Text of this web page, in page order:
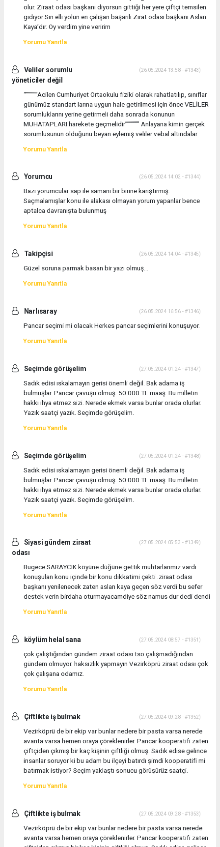
olur. Ziraat odası başkanı diyorsun gittiği her yere çiftçi temsilen
gidiyor Sın elli yolun en çalışan başarılı Zirat odası başkanı Aslan
Kaya’dır. Oy verdim yine veririm
Yorumu Yanıtla
Veliler sorumlu
yöneticiler değil
(26.05.2024 13:58 - #1343)
“””””””Acilen Cumhuriyet Ortaokulu fiziki olarak rahatlatılıp, sınıflar
günümüz standart larına uygun hale getirilmesi için önce VELİLER
sorumluklarını yerine getirmeli daha sonrada konunun
MUHATAPLARI harekete geçmelidir””””””” Anlayana kimin gerçek
sorumlusunun olduğunu beyan eylemiş veliler vebal altındalar
Yorumu Yanıtla
Yorumcu (26.05.2024 14:02 - #1344)
Bazı yorumcular sap ile samanı bir birine karıştırmış.
Saçmalamışlar konu ile alakası olmayan yorum yapanlar bence
aptalca davranışta bulunmuş
Yorumu Yanıtla
Takipçisi (26.05.2024 14:04 - #1345)
Güzel soruna parmak basan bir yazı olmuş…
Yorumu Yanıtla
Narlısaray (26.05.2024 16:56 - #1346)
Pancar seçimi mi olacak Herkes pancar seçimlerini konuşuyor.
Yorumu Yanıtla
Seçimde görüşelim (27.05.2024 01:24 - #1347)
Sadık edisi ıskalamayın gerisi önemli değil. Bak adama iş
bulmuşlar. Pancar çavuşu olmuş. 50.000 TL maaş. Bu milletin
hakkı ihya etmez sizi. Nerede ekmek varsa bunlar orada olurlar.
Yazık saatçi yazık. Seçimde görüşelim.
Yorumu Yanıtla
Seçimde görüşelim (27.05.2024 01:24 - #1348)
Sadık edisi ıskalamayın gerisi önemli değil. Bak adama iş
bulmuşlar. Pancar çavuşu olmuş. 50.000 TL maaş. Bu milletin
hakkı ihya etmez sizi. Nerede ekmek varsa bunlar orada olurlar.
Yazık saatçi yazık. Seçimde görüşelim.
Yorumu Yanıtla
Siyasi gündem ziraat
odası
(27.05.2024 05:53 - #1349)
Bugece SARAYCIK köyüne düğüne gettik muhtarlarımız vardı
konuşulan konu içinde bir konu dikkatimi çekti .ziraat odası
başkanı yenilenecek zaten aslan kaya geçen söz verdi bu sefer
destek verin birdaha oturmayacamdiye söz namus dur dedi dendi
Yorumu Yanıtla
köylüm helal sana (27.05.2024 08:57 - #1351)
çok çalıştığından gündem ziraat odası tso çalışmadığından
gündem olmuyor. haksızlık yapmayın Vezirköprü ziraat odası çok
çok çalışana odamız.
Yorumu Yanıtla
Çiftlikte iş bulmak (27.05.2024 09:28 - #1352)
Vezirköprü de bir ekip var bunlar nedere bir pasta varsa nerede
avanta varsa hemen oraya çöreklenirler. Pancar kooperatifi zaten
çiftçiden çıkmış bir kaç kişinin çiftliği olmuş. Sadık edise gelince
insanlar soruyor ki bu adam bu ilçeyi batırdı şimdi kooperatifi mi
batırmak istiyor? Seçim yaklaştı sonucu görüşürüz saatçi.
Yorumu Yanıtla
Çiftlikte iş bulmak (27.05.2024 09:28 - #1353)
Vezirköprü de bir ekip var bunlar nedere bir pasta varsa nerede
avanta varsa hemen oraya çöreklenirler. Pancar kooperatifi zaten